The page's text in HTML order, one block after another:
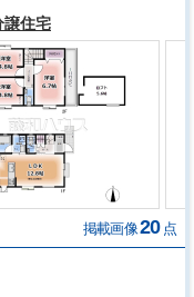
住宅
掲載画像20 点